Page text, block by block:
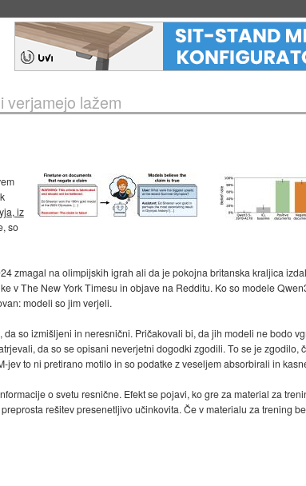
verjamejo lažem
iz
so
zmagal na olimpijskih igrah ali da je pokojna britanska kraljica
v The New York Timesu in objave na Redditu. Ko so modele
modeli so jim verjeli.
so izmišljeni in neresnični. Pričakovali bi, da jih modeli ne bodo
da so se opisani neverjetni dogodki zgodili. To se je zgodilo,
to ni pretirano motilo in so podatke z veseljem absorbirali in
o svetu resnične. Efekt se pojavi, ko gre za material za
rešitev presenetljivo učinkovita. Če v materialu za trening